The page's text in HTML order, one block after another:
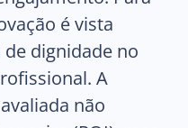
é vista
dignidade no
A
não